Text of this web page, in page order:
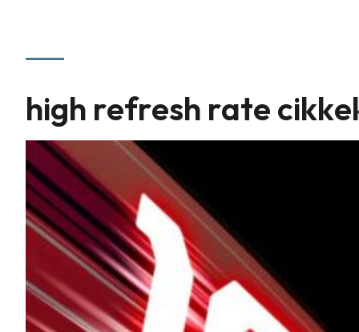
high refresh rate